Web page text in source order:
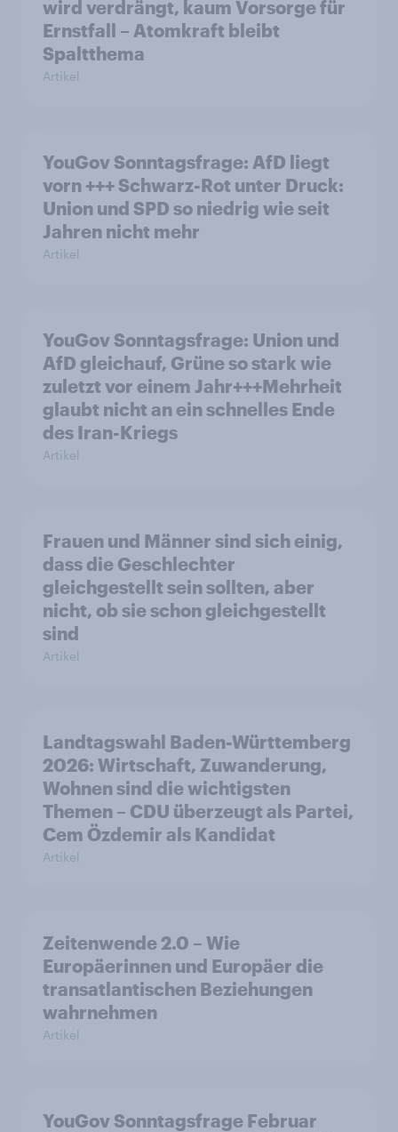
wird verdrängt, kaum Vorsorge für
Ernstfall – Atomkraft bleibt
Spaltthema
Artikel
YouGov Sonntagsfrage: AfD liegt
vorn +++ Schwarz-Rot unter Druck:
Union und SPD so niedrig wie seit
Jahren nicht mehr
Artikel
YouGov Sonntagsfrage: Union und
AfD gleichauf, Grüne so stark wie
zuletzt vor einem Jahr+++Mehrheit
glaubt nicht an ein schnelles Ende
des Iran-Kriegs
Artikel
Frauen und Männer sind sich einig,
dass die Geschlechter
gleichgestellt sein sollten, aber
nicht, ob sie schon gleichgestellt
sind
Artikel
Landtagswahl Baden-Württemberg
2026: Wirtschaft, Zuwanderung,
Wohnen sind die wichtigsten
Themen – CDU überzeugt als Partei,
Cem Özdemir als Kandidat
Artikel
Zeitenwende 2.0 – Wie
Europäerinnen und Europäer die
transatlantischen Beziehungen
wahrnehmen
Artikel
YouGov Sonntagsfrage Februar